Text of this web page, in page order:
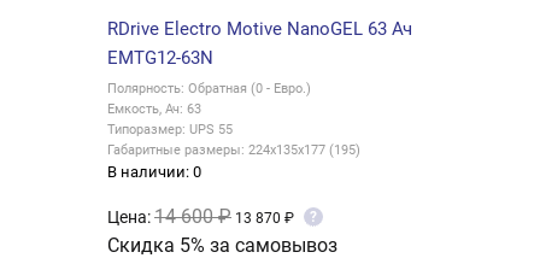
RDrive Electro Motive NanoGEL 63 Ач
EMTG12-63N
Полярность: Обратная (0 - Евро.)
Емкость, Ач: 63
Типоразмер: UPS 55
Габаритные размеры: 224x135x177 (195)
В наличии: 0
Цена:14 600 ₽ 13 870 ₽ ?
Скидка 5% за самовывоз